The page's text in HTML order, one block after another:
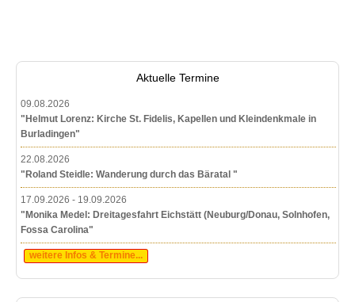
Aktuelle Termine
09.08.2026
"Helmut Lorenz: Kirche St. Fidelis, Kapellen und Kleindenkmale in
Burladingen"
22.08.2026
"Roland Steidle: Wanderung durch das Bäratal "
17.09.2026 - 19.09.2026
"Monika Medel: Dreitagesfahrt Eichstätt (Neuburg/Donau, Solnhofen,
Fossa Carolina"
weitere Infos & Termine...